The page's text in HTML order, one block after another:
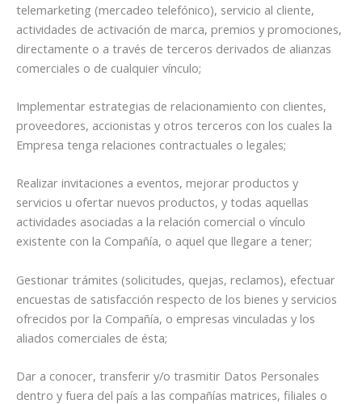
telemarketing (mercadeo telefónico), servicio al cliente,
actividades de activación de marca, premios y promociones,
directamente o a través de terceros derivados de alianzas
comerciales o de cualquier vínculo;
Implementar estrategias de relacionamiento con clientes,
proveedores, accionistas y otros terceros con los cuales la
Empresa tenga relaciones contractuales o legales;
Realizar invitaciones a eventos, mejorar productos y
servicios u ofertar nuevos productos, y todas aquellas
actividades asociadas a la relación comercial o vínculo
existente con la Compañía, o aquel que llegare a tener;
Gestionar trámites (solicitudes, quejas, reclamos), efectuar
encuestas de satisfacción respecto de los bienes y servicios
ofrecidos por la Compañía, o empresas vinculadas y los
aliados comerciales de ésta;
Dar a conocer, transferir y/o trasmitir Datos Personales
dentro y fuera del país a las compañías matrices, filiales o